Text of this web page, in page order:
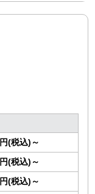
円(税込)～
円(税込)～
円(税込)～